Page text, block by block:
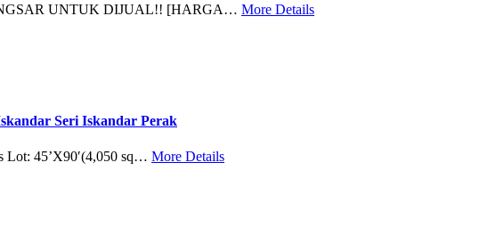
UNTUK DIJUAL!! [HARGA… More Details
Seri Iskandar Perak
45’X90′(4,050 sq… More Details